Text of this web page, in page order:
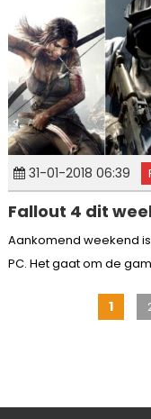
31-01-2018 06:39
Fallout 4 dit
Aankomend weekend
PC. Het gaat om de
Berichten
1